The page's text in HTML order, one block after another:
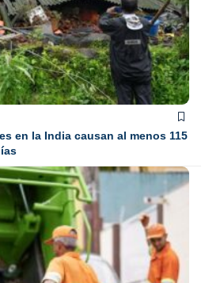
en la India causan al menos 115